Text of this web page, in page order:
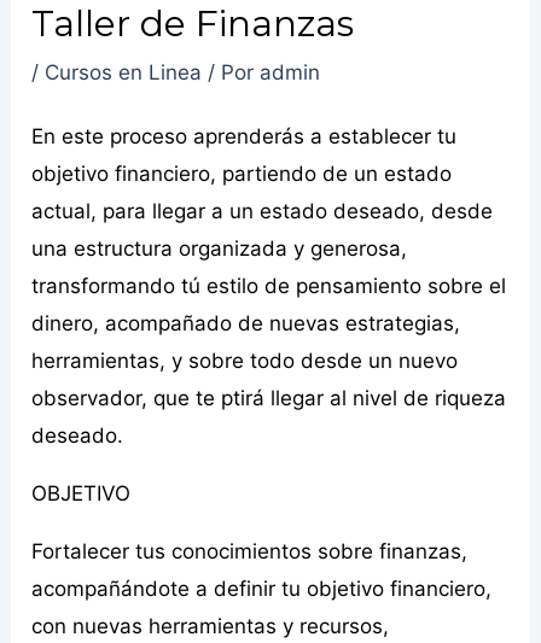
Taller de Finanzas
/ Cursos en Linea / Por admin
En este proceso aprenderás a establecer tu
objetivo financiero, partiendo de un estado
actual, para llegar a un estado deseado, desde
una estructura organizada y generosa,
transformando tú estilo de pensamiento sobre el
dinero, acompañado de nuevas estrategias,
herramientas, y sobre todo desde un nuevo
observador, que te ptirá llegar al nivel de riqueza
deseado.
OBJETIVO
Fortalecer tus conocimientos sobre finanzas,
acompañándote a definir tu objetivo financiero,
con nuevas herramientas y recursos,